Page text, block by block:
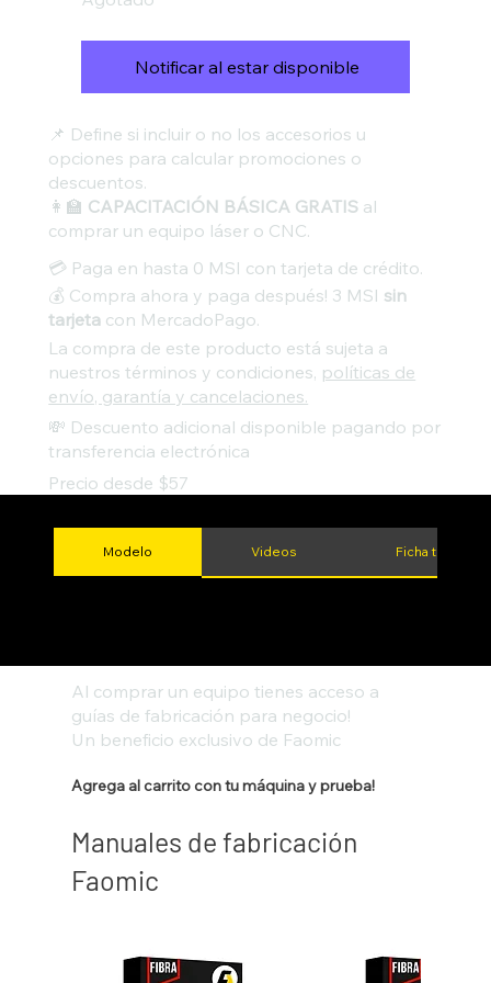
Notificar al estar disponible
📌 Define si incluir o no los accesorios u
opciones para calcular promociones o
descuentos.
👩‍🏫 CAPACITACIÓN BÁSICA GRATIS al
comprar un equipo láser o CNC.
Precio desde $57
💳 Paga en hasta 0 MSI con tarjeta de crédito.
💸 Descuento adicional disponible pagando por
transferencia electrónica
💰 Compra ahora y paga después! 3 MSI sin
tarjeta con MercadoPago.
La compra de este producto está sujeta a
nuestros términos y condiciones, políticas de
envío, garantía y cancelaciones.
Modelo Videos Ficha técnica
Al comprar un equipo tienes acceso a
guías de fabricación para negocio!
Un beneficio exclusivo de Faomic
Agrega al carrito con tu máquina y prueba!
Manuales de fabricación
Faomic